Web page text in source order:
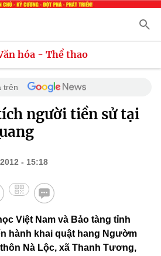
hóa - Thể thao
trên
người tiền sử tại
- 15:18
Việt Nam và Bảo tàng tỉnh
hành khai quật hang Ngườm
Nà Lộc, xã Thanh Tương,